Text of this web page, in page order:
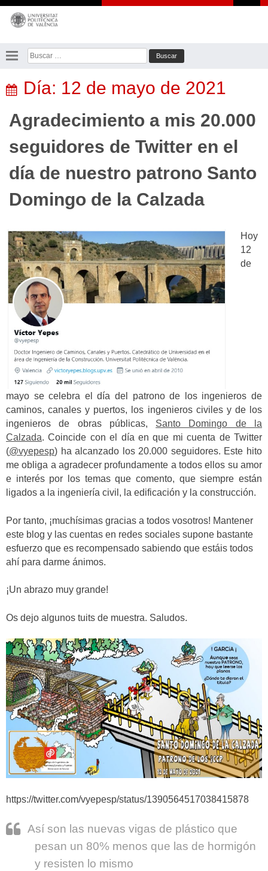
Saltar
contenido
Buscar:
Día: 12 de mayo de 2021
Agradecimiento a mis 20.000
seguidores de Twitter en el
día de nuestro patrono Santo
Domingo de la Calzada
Hoy
12
de
mayo se celebra el día del patrono de los ingenieros de
caminos, canales y puertos, los ingenieros civiles y de los
ingenieros de obras públicas, Santo Domingo de la
Calzada. Coincide con el día en que mi cuenta de Twitter
(@vyepesp) ha alcanzado los 20.000 seguidores. Este hito
me obliga a agradecer profundamente a todos ellos su amor
e interés por los temas que comento, que siempre están
ligados a la ingeniería civil, la edificación y la construcción.
Por tanto, ¡muchísimas gracias a todos vosotros! Mantener
este blog y las cuentas en redes sociales supone bastante
esfuerzo que es recompensado sabiendo que estáis todos
ahí para darme ánimos.
¡Un abrazo muy grande!
Os dejo algunos tuits de muestra. Saludos.
https://twitter.com/vyepesp/status/1390564517038415878
Así son las nuevas vigas de plástico que
pesan un 80% menos que las de hormigón
y resisten lo mismo